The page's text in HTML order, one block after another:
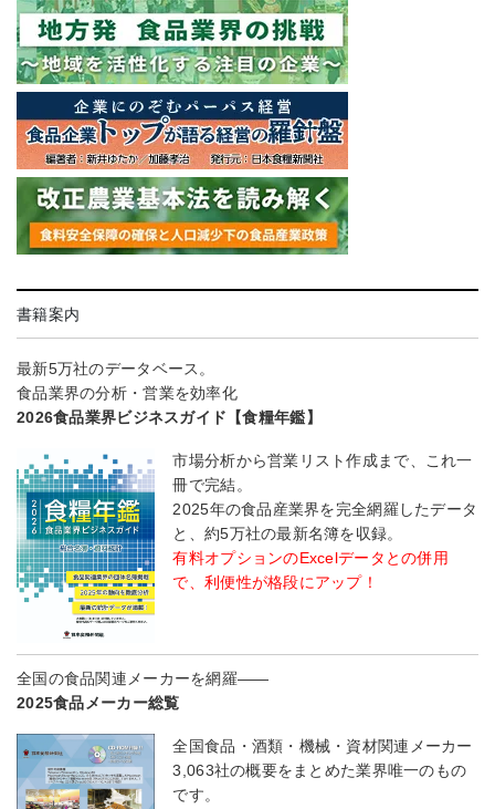
書籍案内
最新5万社のデータベース。
食品業界の分析・営業を効率化
2026食品業界ビジネスガイド【食糧年鑑】
市場分析から営業リスト作成まで、これ一
冊で完結。
2025年の食品産業界を完全網羅したデータ
と、約5万社の最新名簿を収録。
有料オプションのExcelデータとの併用
で、利便性が格段にアップ！
全国の食品関連メーカーを網羅――
2025食品メーカー総覧
全国食品・酒類・機械・資材関連メーカー
3,063社の概要をまとめた業界唯一のもの
です。